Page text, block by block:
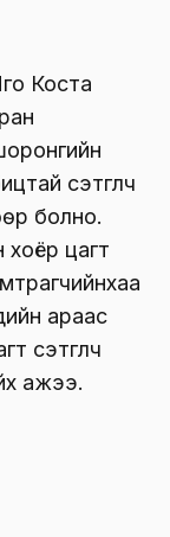
Коста
сэтгүүлч
болно.
хоёр цагт
араас
сэтгүүлч
ажээ.